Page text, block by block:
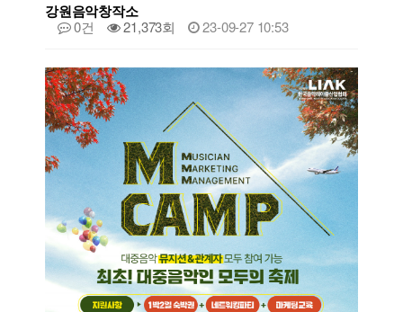
강원음악창작소
0건 21,373회 23-09-27 10:53